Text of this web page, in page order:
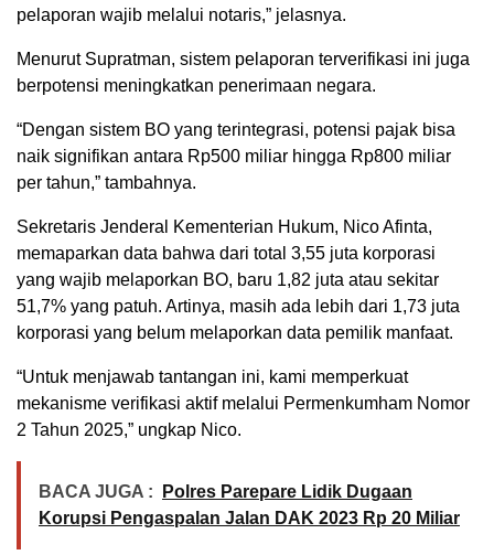
pelaporan wajib melalui notaris,” jelasnya.
Menurut Supratman, sistem pelaporan terverifikasi ini juga
berpotensi meningkatkan penerimaan negara.
“Dengan sistem BO yang terintegrasi, potensi pajak bisa
naik signifikan antara Rp500 miliar hingga Rp800 miliar
per tahun,” tambahnya.
Sekretaris Jenderal Kementerian Hukum, Nico Afinta,
memaparkan data bahwa dari total 3,55 juta korporasi
yang wajib melaporkan BO, baru 1,82 juta atau sekitar
51,7% yang patuh. Artinya, masih ada lebih dari 1,73 juta
korporasi yang belum melaporkan data pemilik manfaat.
“Untuk menjawab tantangan ini, kami memperkuat
mekanisme verifikasi aktif melalui Permenkumham Nomor
2 Tahun 2025,” ungkap Nico.
BACA JUGA :
Polres Parepare Lidik Dugaan
Korupsi Pengaspalan Jalan DAK 2023 Rp 20 Miliar